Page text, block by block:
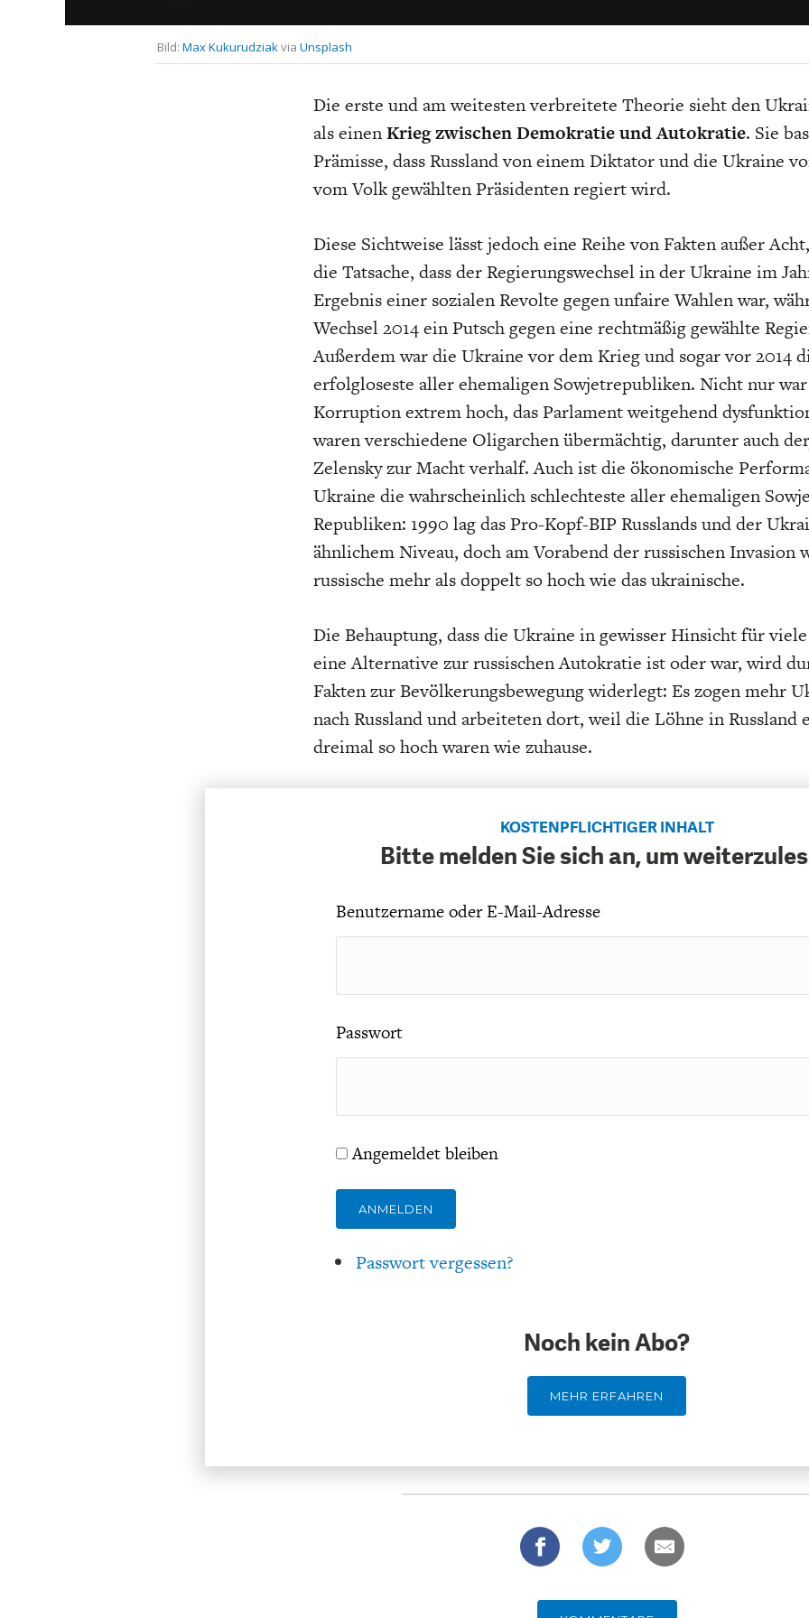
WIRTSCHAFTSWEISEN
Bild: Max Kukurudziakvia Unsplash
Die erste und am weitesten verbreitete Theorie sieht den
als einenKrieg zwischen Demokratie und Autokratie. Sie
Prämisse, dass Russland von einem Diktator und die Ukraine
vom Volk gewählten Präsidenten regiert wird.
Diese Sichtweise lässt jedoch eine Reihe von Fakten außer
die Tatsache, dass der Regierungswechsel in der Ukraine im
Ergebnis einer sozialen Revolte gegen unfaire Wahlen war,
Wechsel 2014 ein Putsch gegen eine rechtmäßig gewählte
Außerdem war die Ukraine vor dem Krieg und sogar vor 2014
erfolgloseste aller ehemaligen Sowjetrepubliken. Nicht nur
Korruption extrem hoch, das Parlament weitgehend
waren verschiedene Oligarchen übermächtig, darunter auch
Zelensky zur Macht verhalf. Auch ist die ökonomische
Ukraine die wahrscheinlich schlechteste aller ehemaligen
Republiken: 1990 lag das Pro-Kopf-BIP Russlands und der
ähnlichem Niveau, doch am Vorabend der russischen Invasion
russische mehr als doppelt so hoch wie das ukrainische.
Die Behauptung, dass die Ukraine in gewisser Hinsicht für viele
eine Alternative zur russischen Autokratie ist oder war, wird
Fakten zur Bevölkerungsbewegung widerlegt: Es zogen mehr
nach Russland und arbeiteten dort, weil die Löhne in Russland
dreimal so hoch waren wie zuhause.
KOSTENPFLICHTIGER INHALT
Bitte melden Sie sich an, um
Benutzername oder E-Mail-Adresse
Passwort
Angemeldet bleiben
ANMELDEN
Passwort vergessen?
Noch kein Abo?
MEHR ERFAHREN